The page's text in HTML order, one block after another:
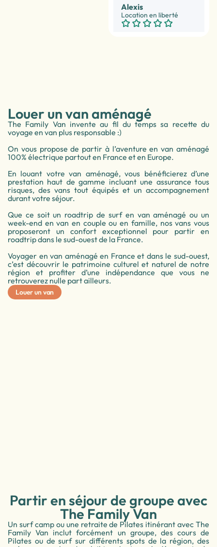
Alexis
Location en liberté
Louer un van aménagé
The Family Van invente au fil du temps sa recette du
voyage en van plus responsable :)
On vous propose de partir à l’aventure en van aménagé
100% électrique partout en France et en Europe.
En louant votre van aménagé, vous bénéficierez d’une
prestation haut de gamme incluant une assurance tous
risques, des vans tout équipés et un accompagnement
durant votre séjour.
Que ce soit un roadtrip de surf en van aménagé ou un
week-end en van en couple ou en famille, nos vans vous
proposeront un confort exceptionnel pour partir en
roadtrip dans le sud-ouest de la France.
Voyager en van aménagé en France et dans le sud-ouest,
c’est découvrir le patrimoine culturel et naturel de notre
région et profiter d’une indépendance que vous ne
retrouverez nulle part ailleurs.
Louer un van
Partir en séjour de groupe avec
The Family Van
Un surf camp ou une retraite de Pilates itinérant avec The
Family Van inclut forcément un groupe, des cours de
Pilates ou de surf sur différents spots de la région, des